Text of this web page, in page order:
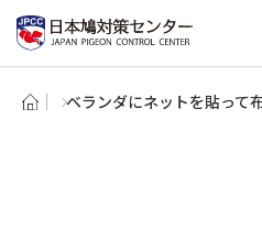
ベランダにネットを貼って